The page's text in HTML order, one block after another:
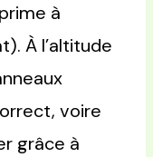
à
À l’altitude
voire
grâce à